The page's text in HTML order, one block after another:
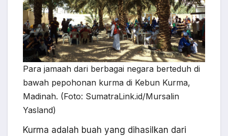
Para jamaah dari berbagai negara berteduh di
bawah pepohonan kurma di Kebun Kurma,
Madinah. (Foto: SumatraLink.id/Mursalin
Yasland)
Kurma adalah buah yang dihasilkan dari